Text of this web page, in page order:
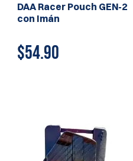
DAA Racer Pouch GEN-2
con Imán
$54.90